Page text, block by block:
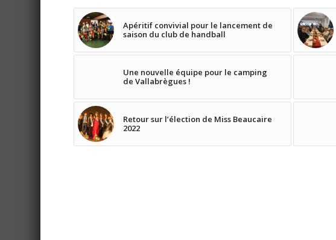
Apéritif convivial pour le lancement de
saison du club de handball
Une nouvelle équipe pour le camping
de Vallabrègues !
Retour sur l’élection de Miss Beaucaire
2022